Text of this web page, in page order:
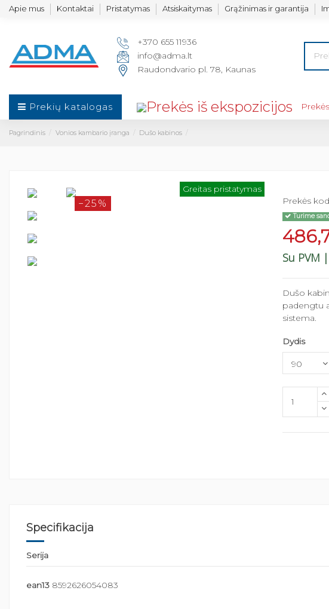
Apie mus Kontaktai Pristatymas Atsiskaitymas Grąžinimas ir garantija
+370 655 11936
info@adma.lt
Raudondvario pl. 78, Kaunas
Prekių katalogas
Pagrindinis Vonios kambario įranga Dušo kabinos
Greitas pristatymas
−25% Prekės
Turime
Su PVM
Dušo
padengtu
sistema.
Dydis
Specifikacija
Serija
ean13 8592626054083